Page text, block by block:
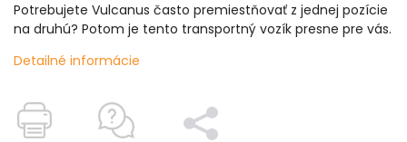
Potrebujete Vulcanus často premiestňovať z jednej pozície
na druhú? Potom je tento transportný vozík presne pre vás.
Detailné informácie